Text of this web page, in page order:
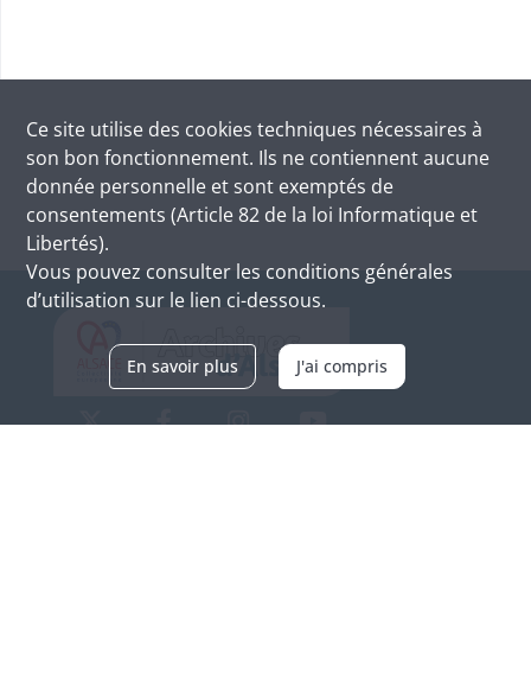
Ce site utilise des cookies techniques nécessaires à
son bon fonctionnement. Ils ne contiennent aucune
donnée personnelle et sont exemptés de
consentements (Article 82 de la loi Informatique et
Libertés).
Vous pouvez consulter les conditions générales
d’utilisation sur le lien ci-dessous.
En savoir plus J'ai compris